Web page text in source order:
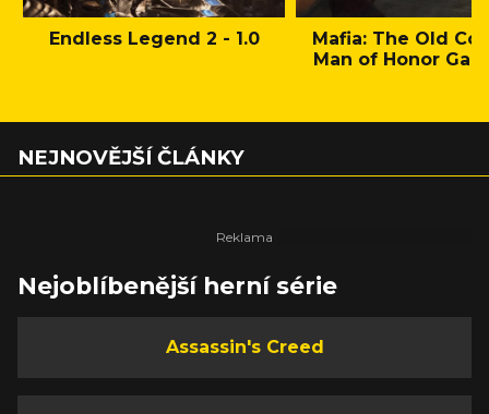
Endless Legend 2 - 1.0
Mafia: The Old
Man of Honor
NEJNOVĚJŠÍ ČLÁNKY
Nejoblíbenější herní série
Assassin's Creed